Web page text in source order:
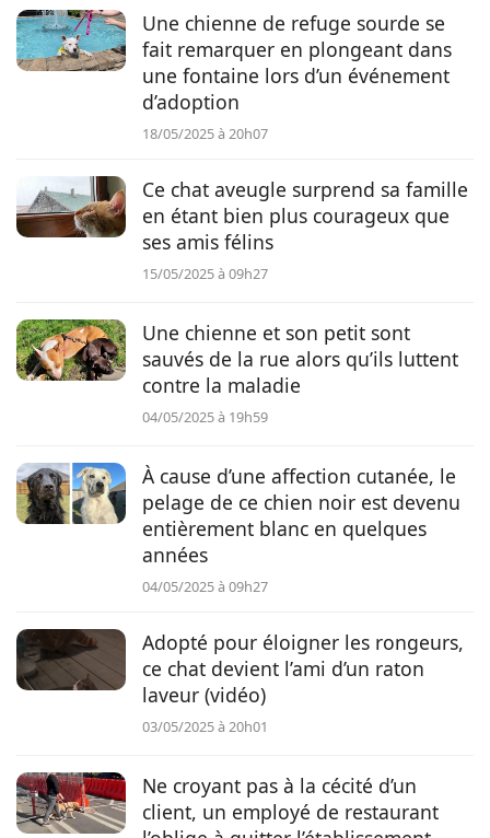
Une chienne de refuge sourde se
fait remarquer en plongeant dans
une fontaine lors d’un événement
d’adoption
18/05/2025 à 20h07
Ce chat aveugle surprend sa famille
en étant bien plus courageux que
ses amis félins
15/05/2025 à 09h27
Une chienne et son petit sont
sauvés de la rue alors qu’ils luttent
contre la maladie
04/05/2025 à 19h59
À cause d’une affection cutanée, le
pelage de ce chien noir est devenu
entièrement blanc en quelques
années
04/05/2025 à 09h27
Adopté pour éloigner les rongeurs,
ce chat devient l’ami d’un raton
laveur (vidéo)
03/05/2025 à 20h01
Ne croyant pas à la cécité d’un
client, un employé de restaurant